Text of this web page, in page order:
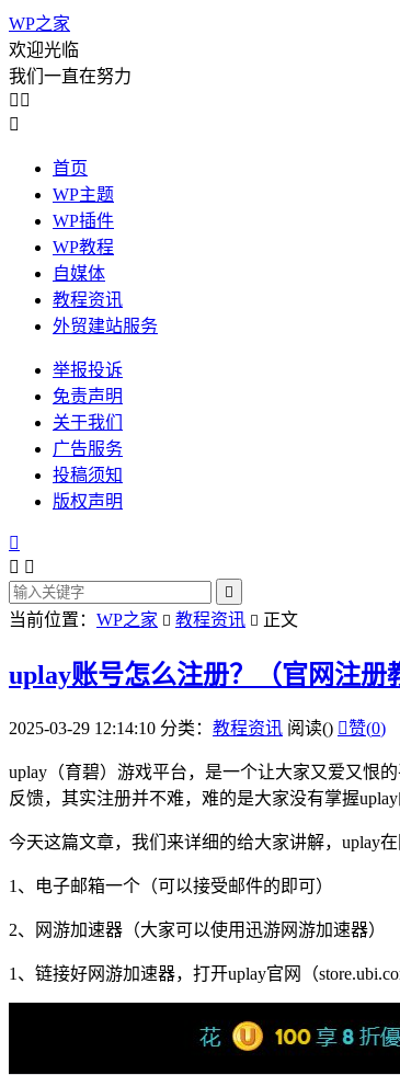
WP之家
欢迎光临
我们一直在努力
 

首页
WP主题
WP插件
WP教程
自媒体
教程资讯
外贸建站服务
举报投诉
免责声明
关于我们
广告服务
投稿须知
版权声明

 

当前位置： WP之家  教程资讯  正文
uplay账号怎么注册？（官网注册
2025-03-29 12:14:10 分类： 教程资讯 阅读() 赞(0)
uplay（育碧）游戏平台，是一个让大家又爱又恨
反馈，其实注册并不难，难的是大家没有掌握uplay
今天这篇文章，我们来详细的给大家讲解，uplay在
1、电子邮箱一个（可以接受邮件的即可）
2、网游加速器（大家可以使用迅游网游加速器）
1、链接好网游加速器，打开uplay官网（